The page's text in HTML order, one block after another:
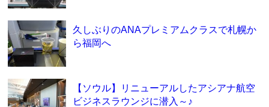
久しぶりのANAプレミアムクラスで札幌か
ら福岡へ
【ソウル】リニューアルしたアシアナ航空
ビジネスラウンジに潜入～♪